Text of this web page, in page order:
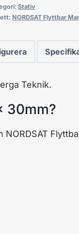
Stativ
NORDSAT Flyttbar
Teknik.
30mm?